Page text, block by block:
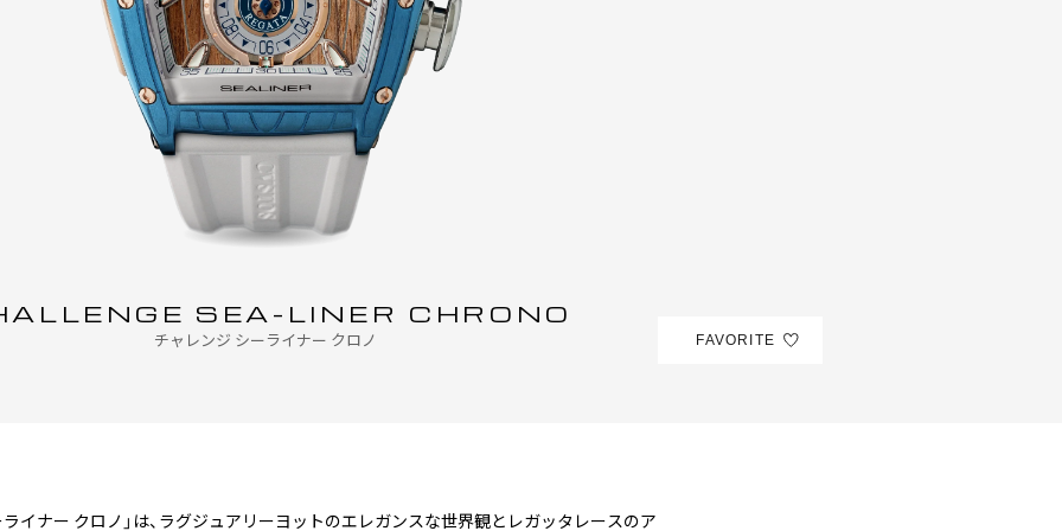
A L LE N G E S EA - LI N E R C H R O N O
チャレンジ シーライナー クロノ FAVORITE
ライナー クロノ」は、ラグジュアリーヨットのエレガンスな世界観とレガッタレースのア